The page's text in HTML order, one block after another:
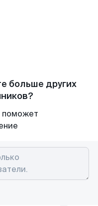
больше других
поможет